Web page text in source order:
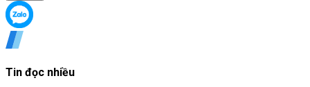
Tin đọc nhiều